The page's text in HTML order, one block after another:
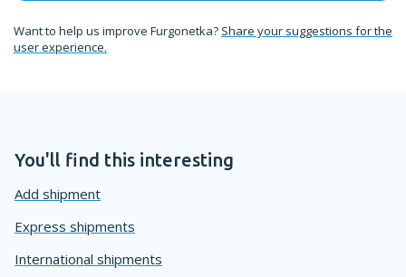
Want to help us improve Furgonetka? Share your suggestions for the
user experience.
You'll find this interesting
Add shipment
Express shipments
International shipments